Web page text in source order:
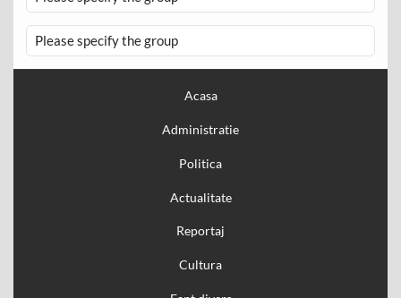
Please specify the group
Acasa
Administratie
Politica
Actualitate
Reportaj
Cultura